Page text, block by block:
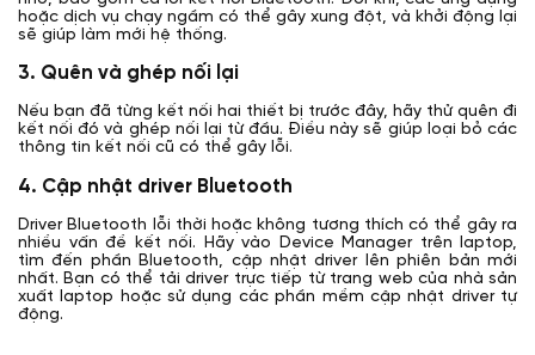
hoặc dịch vụ chạy ngầm có thể gây xung đột, và khởi động lại
sẽ giúp làm mới hệ thống.
3. Quên và ghép nối lại
Nếu bạn đã từng kết nối hai thiết bị trước đây, hãy thử quên đi
kết nối đó và ghép nối lại từ đầu. Điều này sẽ giúp loại bỏ các
thông tin kết nối cũ có thể gây lỗi.
4. Cập nhật driver Bluetooth
Driver Bluetooth lỗi thời hoặc không tương thích có thể gây ra
nhiều vấn đề kết nối. Hãy vào Device Manager trên laptop,
tìm đến phần Bluetooth, cập nhật driver lên phiên bản mới
nhất. Bạn có thể tải driver trực tiếp từ trang web của nhà sản
xuất laptop hoặc sử dụng các phần mềm cập nhật driver tự
động.